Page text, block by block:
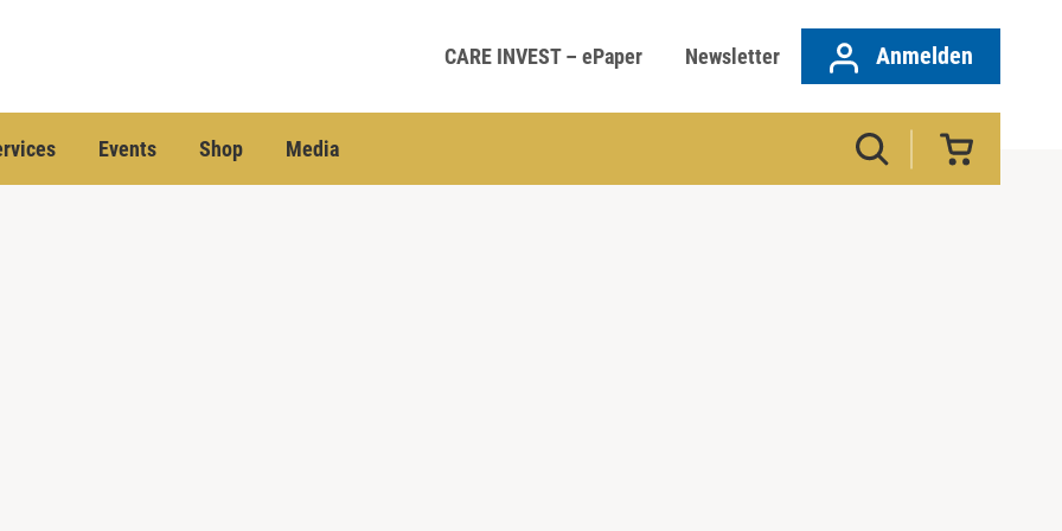
CARE INVEST – ePaper Newsletter Anmelden
Events Shop Media